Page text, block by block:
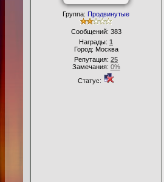
Группа: Продвинутые
Сообщений: 383
Награды: 1
Город: Москва
Репутация: 25
Замечания: 0%
Статус: